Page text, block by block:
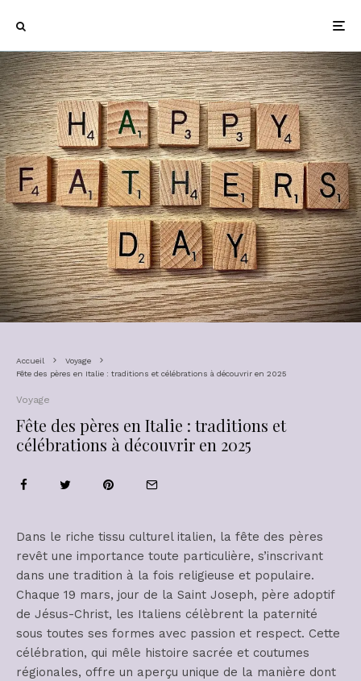
Accueil
Voyage
Fête des pères en Italie : traditions et célébrations à découvrir en 2025
Voyage
Fête des pères en Italie : traditions et
célébrations à découvrir en 2025
Dans le riche tissu culturel italien, la fête des pères
revêt une importance toute particulière, s’inscrivant
dans une tradition à la fois religieuse et populaire.
Chaque 19 mars, jour de la Saint Joseph, père adoptif
de Jésus-Christ, les Italiens célèbrent la paternité
sous toutes ses formes avec passion et respect. Cette
célébration, qui mêle histoire sacrée et coutumes
régionales, offre un aperçu unique de la manière dont